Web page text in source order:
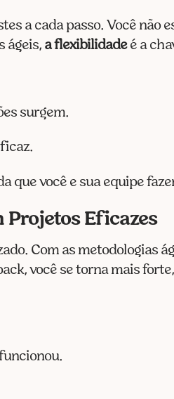
a cada passo. Você não
ágeis, a flexibilidadeé a
surgem.
que você e sua equipe
Projetos Eficazes
Com as metodologias
você se torna mais